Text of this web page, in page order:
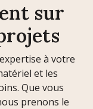
sur
à votre
et les
Que vous
prenons le